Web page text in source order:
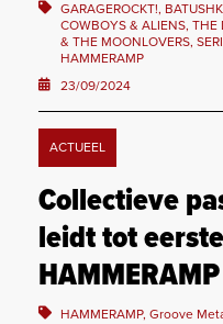
GARAGEROCKT!,
COWBOYS & ALIENS, THE
& THE MOONLOVERS,
HAMMERAMP
23/09/2024
ACTUEEL
Collectieve
leidt tot
HAMMERAMP
HAMMERAMP, Groove